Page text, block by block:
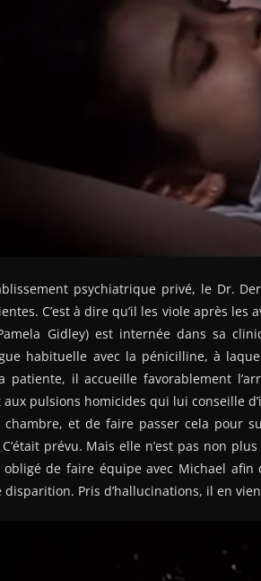
psychiatrique privé, le Dr.
C’est à dire qu’il les viole après
Gidley) est internée dans sa
habituelle avec la pénicilline, à
patiente, il accueille favorablement
aux pulsions homicides qui lui conseille
chambre, et de faire passer cela pour
prévu. Mais elle n’est pas non
obligé de faire équipe avec Michael
disparition. Pris d’hallucinations, il en